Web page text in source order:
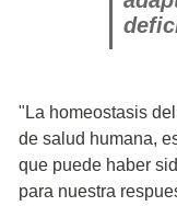
"La homeostasis
de salud humana,
que puede haber
para nuestra